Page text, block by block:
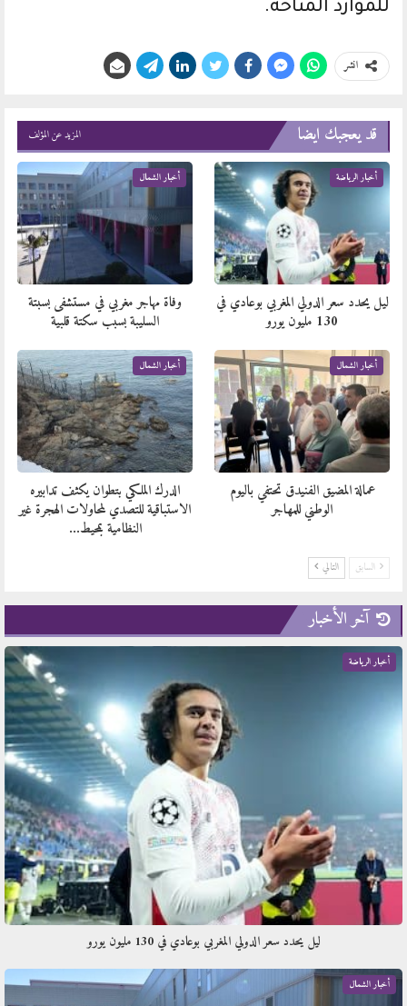
للموارد المتاحة.
انشر
قد يعجبك ايضا المزيد عن المؤلف
أخبار الرياضة
​ليل يحدد سعر الدولي المغربي بوعادي في
130 مليون يورو
أخبار الشمال
وفاة مهاجر مغربي في مستشفى بسبتة
السليبة بسبب سكتة قلبية
أخبار الشمال
عمالة المضيق الفنيدق تحتفي باليوم
الوطني للمهاجر
أخبار الشمال
الدرك الملكي بتطوان يكثف تدابيره
الاستباقية للتصدي لمحاولات الهجرة غير
النظامية بمحيط…
السابق التالي
آخر الأخبار
أخبار الرياضة
​ليل يحدد سعر الدولي المغربي بوعادي في 130 مليون يورو
أخبار الشمال